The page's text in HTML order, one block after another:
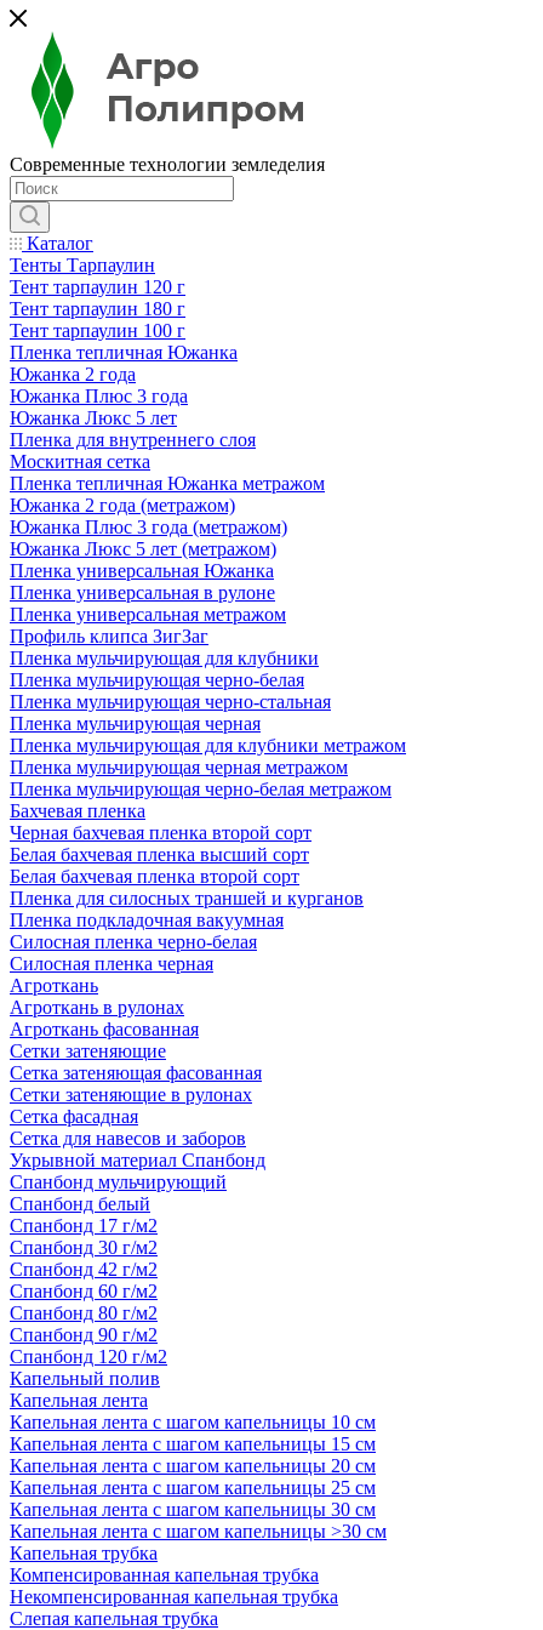
Современные технологии земледелия
Каталог
Тенты Тарпаулин
Тент тарпаулин 120 г
Тент тарпаулин 180 г
Тент тарпаулин 100 г
Пленка тепличная Южанка
Южанка 2 года
Южанка Плюс 3 года
Южанка Люкс 5 лет
Пленка для внутреннего слоя
Москитная сетка
Пленка тепличная Южанка метражом
Южанка 2 года (метражом)
Южанка Плюс 3 года (метражом)
Южанка Люкс 5 лет (метражом)
Пленка универсальная Южанка
Пленка универсальная в рулоне
Пленка универсальная метражом
Профиль клипса ЗигЗаг
Пленка мульчирующая для клубники
Пленка мульчирующая черно-белая
Пленка мульчирующая черно-стальная
Пленка мульчирующая черная
Пленка мульчирующая для клубники метражом
Пленка мульчирующая черная метражом
Пленка мульчирующая черно-белая метражом
Бахчевая пленка
Черная бахчевая пленка второй сорт
Белая бахчевая пленка высший сорт
Белая бахчевая пленка второй сорт
Пленка для силосных траншей и курганов
Пленка подкладочная вакуумная
Силосная пленка черно-белая
Силосная пленка черная
Агроткань
Агроткань в рулонах
Агроткань фасованная
Сетки затеняющие
Сетка затеняющая фасованная
Сетки затеняющие в рулонах
Сетка фасадная
Сетка для навесов и заборов
Укрывной материал Спанбонд
Спанбонд мульчирующий
Спанбонд белый
Спанбонд 17 г/м2
Спанбонд 30 г/м2
Спанбонд 42 г/м2
Спанбонд 60 г/м2
Спанбонд 80 г/м2
Спанбонд 90 г/м2
Спанбонд 120 г/м2
Капельный полив
Капельная лента
Капельная лента с шагом капельницы 10 см
Капельная лента с шагом капельницы 15 см
Капельная лента с шагом капельницы 20 см
Капельная лента с шагом капельницы 25 см
Капельная лента с шагом капельницы 30 см
Капельная лента с шагом капельницы >30 см
Капельная трубка
Компенсированная капельная трубка
Некомпенсированная капельная трубка
Слепая капельная трубка